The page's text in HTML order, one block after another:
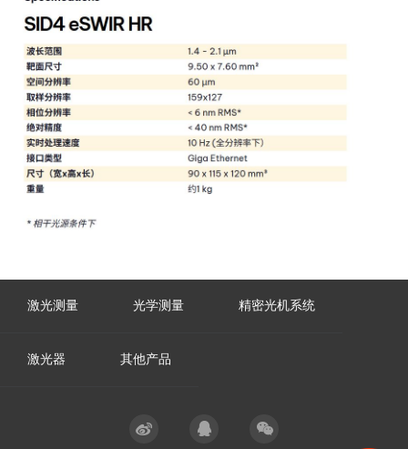
激光测量 光学测量 精密光机系统
激光器 其他产品